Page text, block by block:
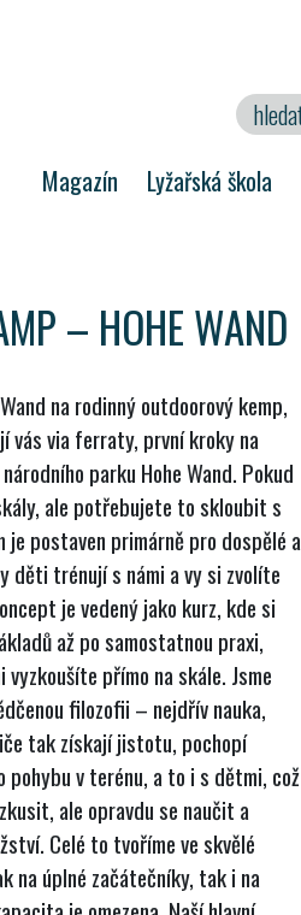
Magazín
Lyžařská škola
– HOHE WAND
na rodinný outdoorový kemp,
vás via ferraty, první kroky na
parku Hohe Wand. Pokud
ale potřebujete to skloubit s
postaven primárně pro dospělé a
děti trénují s námi a vy si zvolíte
je vedený jako kurz, kde si
až po samostatnou praxi,
přímo na skále. Jsme
filozofii – nejdřív nauka,
tak získají jistotu, pochopí
pohybu v terénu, a to i s dětmi, což
ale opravdu se naučit a
Celé to tvoříme ve skvělé
na úplné začátečníky, tak i na